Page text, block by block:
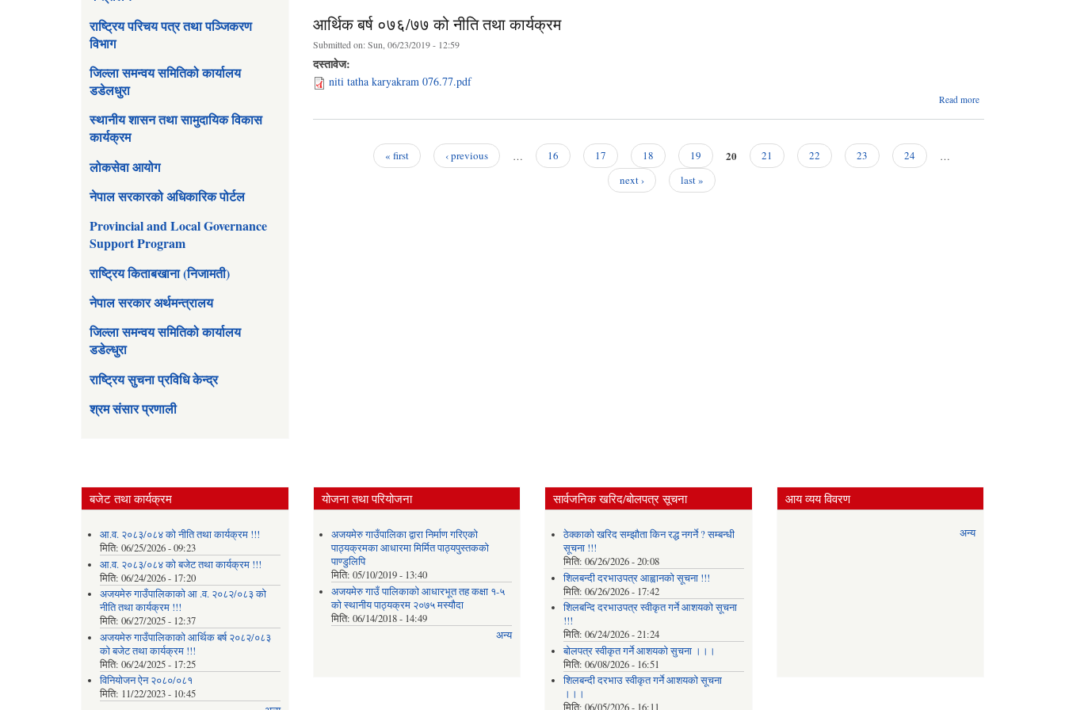
राष्ट्रिय परिचय पत्र तथा पञ्जिकरण
विभाग
जिल्ला समन्वय समितिको कार्यालय
डडेलधुरा
स्थानीय शासन तथा सामुदायिक विकास
कार्यक्रम
लोकसेवा आयोग
नेपाल सरकारको अधिकारिक पोर्टल
Provincial and Local Governance
Support Program
राष्ट्रिय किताबखाना (निजामती)
नेपाल सरकार अर्थमन्त्रालय
जिल्ला समन्वय समितिको कार्यालय
डडेल्धुरा
राष्ट्रिय सुचना प्रविधि केन्द्र
श्रम संसार प्रणाली
आर्थिक बर्ष ०७६/७७ को नीति तथा कार्यक्रम
Submitted on:Sun, 06/23/2019 - 12:59
दस्तावेज:
niti tatha karyakram 076.77.pdf
Read more
« first ‹ previous … 16 17 18 19 20 21 22 23 24
…
next ›
last »
बजेट तथा कार्यक्रम
आ.व. २०८३/०८४ को नीति तथा कार्यक्रम !!!
मिति: 06/25/2026 - 09:23
आ.व. २०८३/०८४ को बजेट तथा कार्यक्रम !!!
मिति: 06/24/2026 - 17:20
अजयमेरु गाउँपालिकाको आ .व. २०८२/०८३ को
नीति तथा कार्यक्रम !!!
मिति: 06/27/2025 - 12:37
अजयमेरु गाउँपालिकाको आर्थिक बर्ष २०८२/०८३
को बजेट तथा कार्यक्रम !!!
मिति: 06/24/2025 - 17:25
विनियोजन ऐन २०८०/०८१
मिति: 11/22/2023 - 10:45
योजना तथा परियोजना
अजयमेरु गाउँपालिका द्वारा निर्माण गरिएको
पाठ्यक्रमका आधारमा मिर्मित पाठ्यपुस्तकको
पाण्डुलिपि
मिति:05/10/2019 - 13:40
अजयमेरु गाउँ पालिकाको आधारभूत तह कक्षा १-५
को स्थानीय पाठ्यक्रम २०७५ मस्यौदा
मिति:06/14/2018 - 14:49
अन्य
सार्वजनिक खरिद/बोलपत्र सूचना
ठेक्काको खरिद सम्झौता किन रद्ध नगर्ने ? सम्बन्धी
सूचना !!!
मिति: 06/26/2026 - 20:08
शिलबन्दी दरभाउपत्र आह्वानको सूचना !!!
मिति: 06/26/2026 - 17:42
शिलबन्दि दरभाउपत्र स्वीकृत गर्ने आशयकाे सूचना
!!!
मिति: 06/24/2026 - 21:24
बोलपत्र स्वीकृत गर्ने आशयको सुचना ।।।
मिति: 06/08/2026 - 16:51
शिलबन्दी दरभाउ स्वीकृत गर्ने आशयको सूचना
।।।
आय व्यय विवरण
अन्य